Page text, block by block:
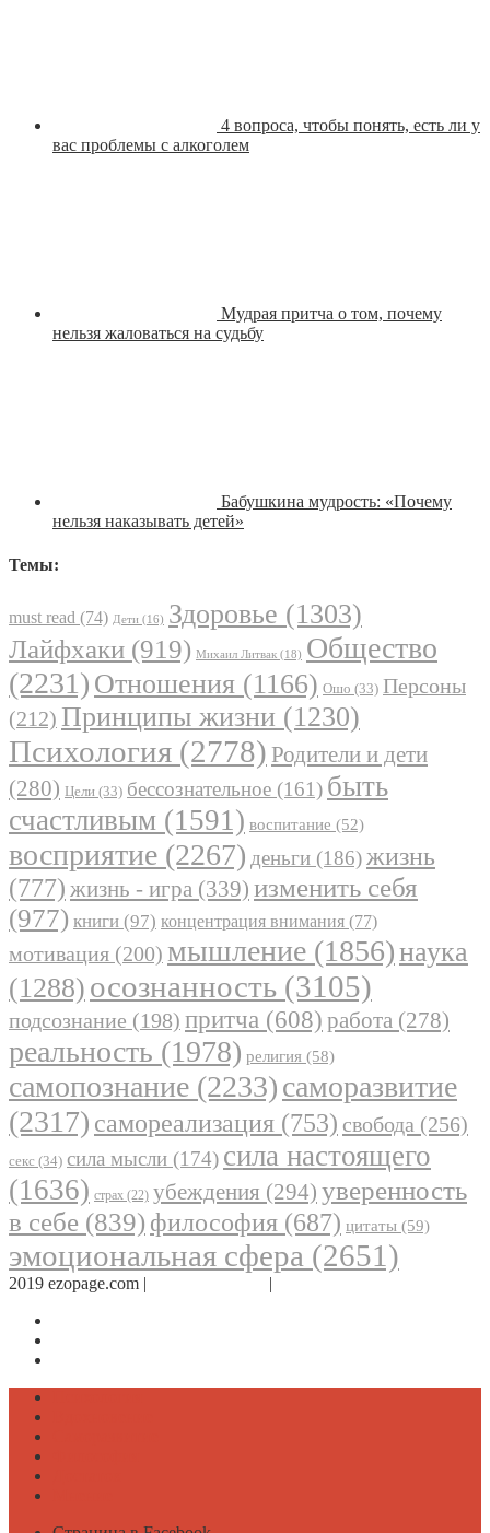
4 вопроса, чтобы понять, есть ли у
вас проблемы с алкоголем
Мудрая притча о том, почему
нельзя жаловаться на судьбу
Бабушкина мудрость: «Почему
нельзя наказывать детей»
Темы:
must read (74) Дети (16) Здоровье (1303)
Лайфхаки (919) Михаил Литвак (18) Общество
(2231) Отношения (1166) Ошо (33) Персоны
(212) Принципы жизни (1230)
Психология (2778) Родители и дети
(280) Цели (33) бессознательное (161) быть
счастливым (1591) воспитание (52)
восприятие (2267) деньги (186)жизнь
(777) жизнь - игра (339) изменить себя
(977) книги (97) концентрация внимания (77)
мотивация (200) мышление (1856)наука
(1288) осознанность (3105)
подсознание (198) притча (608) работа (278)
реальность (1978) религия (58)
самопознание (2233)саморазвитие
(2317) самореализация (753) свобода (256)
секс (34) сила мысли (174) сила настоящего
(1636) страх (22) убеждения (294) уверенность
в себе (839) философия (687) цитаты (59)
эмоциональная сфера (2651)
2019 ezopage.com | |